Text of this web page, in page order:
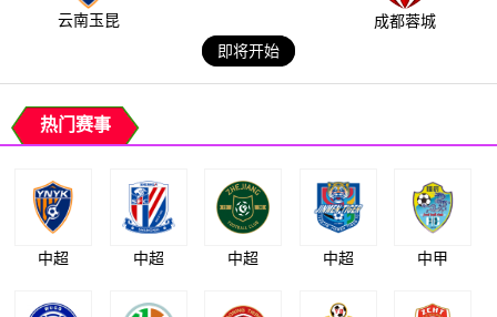
云南玉昆
成都蓉城
即将开始
热门赛事
中超 中超 中超 中超 中甲